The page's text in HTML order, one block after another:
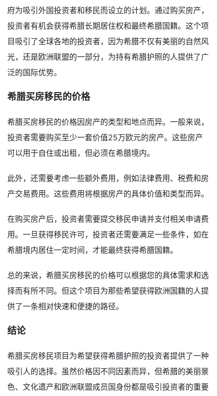
府为吸引外国投资者和移民而设立的计划。通过购买房产，
投资者有机会获得希腊长期居住权和最终希腊国籍。这个项
目吸引了全球各地的投资者，因为希腊不仅有美丽的自然风
光，还是欧洲联盟的一部分，为持有希腊护照的人提供了广
泛的国际优势。
希腊买房移民的价格
希腊买房移民的价格因房产的类型和地点而异。一般来说，
投资者需要购买至少一套价值25万欧元的房产。这些房产
可以用于自住或出租，但必须在希腊境内。
此外，还需要考虑一些额外费用，例如法律费用、税费和房
产交易费用。这些费用将根据房产的具体价值和类型而异。
在购买房产后，投资者需要提交移民申请并支付相关申请费
用。一旦获得移民许可，投资者还需要满足一些条件，如在
希腊境内居住一定时间，才能最终获得希腊国籍。
总的来说，希腊买房移民的价格可以根据您的具体需求和选
择而有所不同。但这个项目为那些希望获得欧洲国籍的人提
供了一条相对快速和便捷的路径。
结论
希腊买房移民项目为希望获得希腊护照的投资者提供了一种
吸引人的选择。虽然价格因不同因素而异，但希腊的美丽景
色、文化遗产和欧洲联盟成员国身份都是吸引投资者的重要